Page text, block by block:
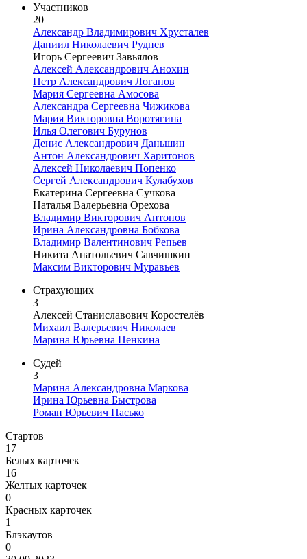
Участников
20
Александр Владимирович Хрусталев
Даниил Николаевич Руднев
Игорь Сергеевич Завьялов
Алексей Александрович Анохин
Петр Александрович Логанов
Мария Сергеевна Амосова
Александра Сергеевна Чижикова
Мария Викторовна Воротягина
Илья Олегович Бурунов
Денис Александрович Даньшин
Антон Александрович Харитонов
Алексей Николаевич Попенко
Сергей Александрович Кулабухов
Екатерина Сергеевна Сучкова
Наталья Валерьевна Орехова
Владимир Викторович Антонов
Ирина Александровна Бобкова
Владимир Валентинович Репьев
Никита Анатольевич Савчишкин
Максим Викторович Муравьев
Страхующих
3
Алексей Станиславович Коростелёв
Михаил Валерьевич Николаев
Марина Юрьевна Пенкина
Судей
3
Марина Александровна Маркова
Ирина Юрьевна Быстрова
Роман Юрьевич Пасько
Стартов
17
Белых карточек
16
Желтых карточек
0
Красных карточек
1
Блэкаутов
0